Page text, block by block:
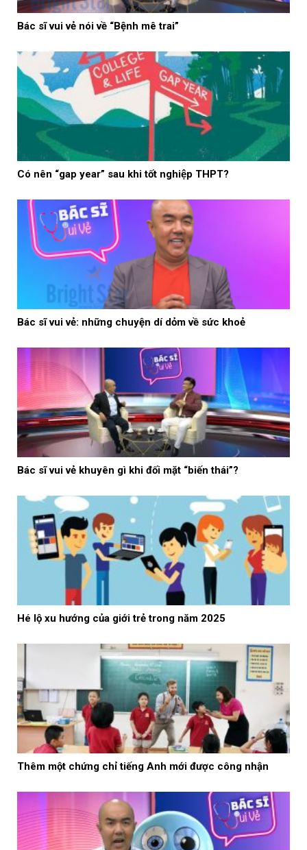
Bác sĩ vui vẻ nói về “Bệnh mê trai”
Có nên “gap year” sau khi tốt nghiệp THPT?
Bác sĩ vui vẻ: những chuyện dí dỏm về sức khoẻ
Bác sĩ vui vẻ khuyên gì khi đối mặt “biến thái”?
Hé lộ xu hướng của giới trẻ trong năm 2025
Thêm một chứng chỉ tiếng Anh mới được công nhận